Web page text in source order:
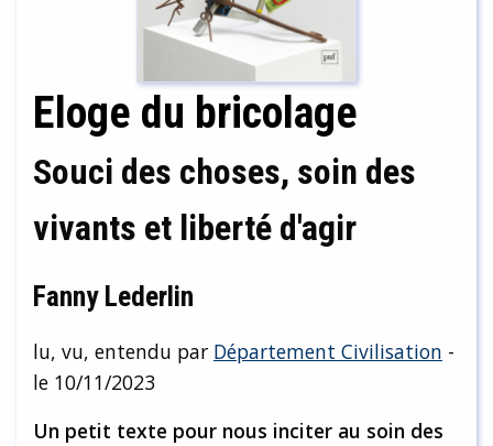
Eloge du bricolage
Souci des choses, soin des
vivants et liberté d'agir
Fanny Lederlin
lu, vu, entendu par Département Civilisation -
le 10/11/2023
Un petit texte pour nous inciter au soin des